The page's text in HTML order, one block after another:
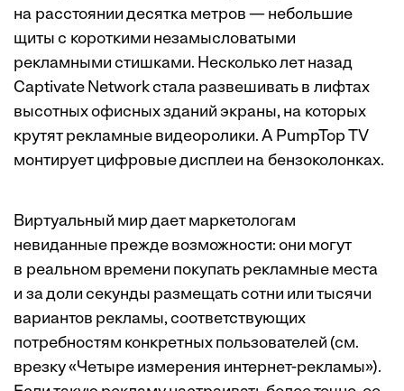
на расстоянии десятка метров — небольшие
щиты с короткими незамысловатыми
рекламными стишками. Несколько лет назад
Captivate Network стала развешивать в лифтах
высотных офисных зданий экраны, на которых
крутят рекламные видеоролики. А PumpTop TV
монтирует цифровые дисплеи на бензоколонках.
Виртуальный мир дает маркетологам
невиданные прежде возможности: они могут
в реальном времени покупать рекламные места
и за доли секунды размещать сотни или тысячи
вариантов рекламы, соответствующих
потребностям конкретных пользователей (см.
врезку «Четыре измерения интернет-рекламы»).